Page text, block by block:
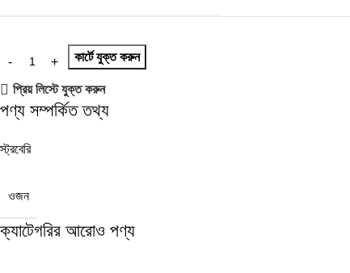
কার্টে যুক্ত করুন
প্রিয় লিস্টে যুক্ত করুন
পণ্য সম্পর্কিত তথ্য
স্ট্রবেরি
ওজন
ক্যাটেগরির আরোও পণ্য